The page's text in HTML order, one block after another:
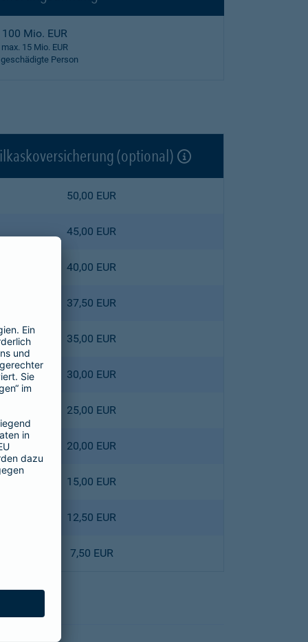
100 Mio. EUR
max. 15 Mio. EUR
Person
(optional)
50,00 EUR
45,00 EUR
40,00 EUR
37,50 EUR
35,00 EUR
30,00 EUR
25,00 EUR
20,00 EUR
15,00 EUR
12,50 EUR
7,50 EUR